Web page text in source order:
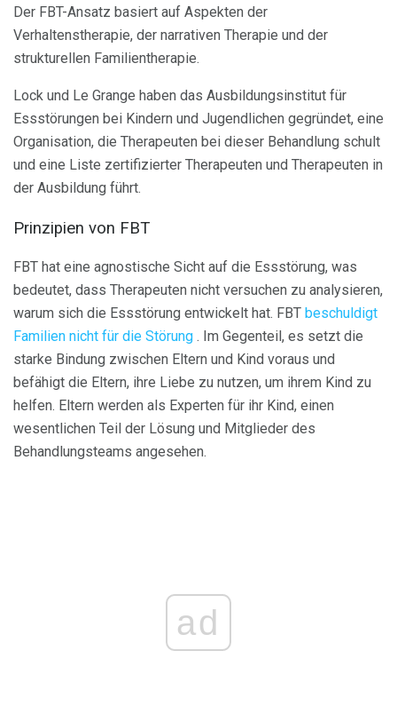
Der FBT-Ansatz basiert auf Aspekten der
Verhaltenstherapie, der narrativen Therapie und der
strukturellen Familientherapie.
Lock und Le Grange haben das Ausbildungsinstitut für
Essstörungen bei Kindern und Jugendlichen gegründet, eine
Organisation, die Therapeuten bei dieser Behandlung schult
und eine Liste zertifizierter Therapeuten und Therapeuten in
der Ausbildung führt.
Prinzipien von FBT
FBT hat eine agnostische Sicht auf die Essstörung, was
bedeutet, dass Therapeuten nicht versuchen zu analysieren,
warum sich die Essstörung entwickelt hat. FBT beschuldigt
Familien nicht für die Störung . Im Gegenteil, es setzt die
starke Bindung zwischen Eltern und Kind voraus und
befähigt die Eltern, ihre Liebe zu nutzen, um ihrem Kind zu
helfen. Eltern werden als Experten für ihr Kind, einen
wesentlichen Teil der Lösung und Mitglieder des
Behandlungsteams angesehen.
ad